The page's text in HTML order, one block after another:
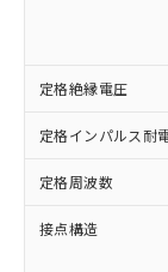
定格絶縁電圧
定格インパルス耐
定格周波数
接点構造